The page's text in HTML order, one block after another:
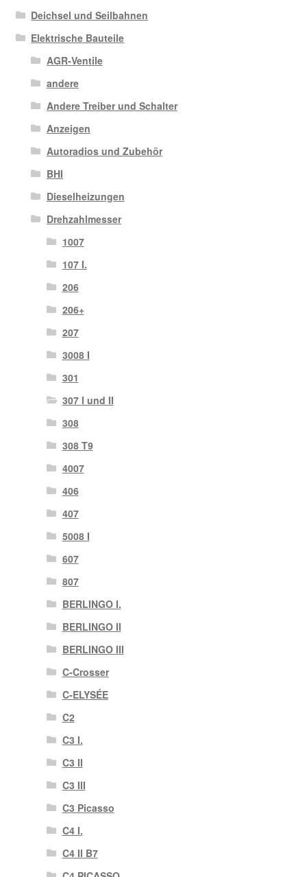
Deichsel und Seilbahnen
Elektrische Bauteile
AGR-Ventile
andere
Andere Treiber und Schalter
Anzeigen
Autoradios und Zubehör
BHI
Dieselheizungen
Drehzahlmesser
1007
107 I.
206
206+
207
3008 I
301
307 I und II
308
308 T9
4007
406
407
5008 I
607
807
BERLINGO I.
BERLINGO II
BERLINGO III
C-Crosser
C-ELYSÉE
C2
C3 I.
C3 II
C3 III
C3 Picasso
C4 I.
C4 II B7